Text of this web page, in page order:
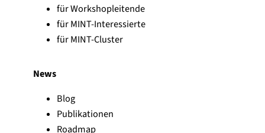
für Workshopleitende
für MINT-Interessierte
für MINT-Cluster
News
Blog
Publikationen
Roadmap